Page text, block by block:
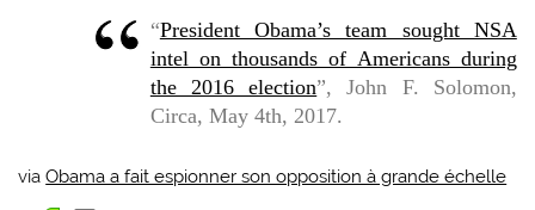
“President Obama’s team sought NSA
intel on thousands of Americans during
the 2016 election”, John F. Solomon,
Circa, May 4th, 2017.
viaObama a fait espionner son opposition à grande échelle